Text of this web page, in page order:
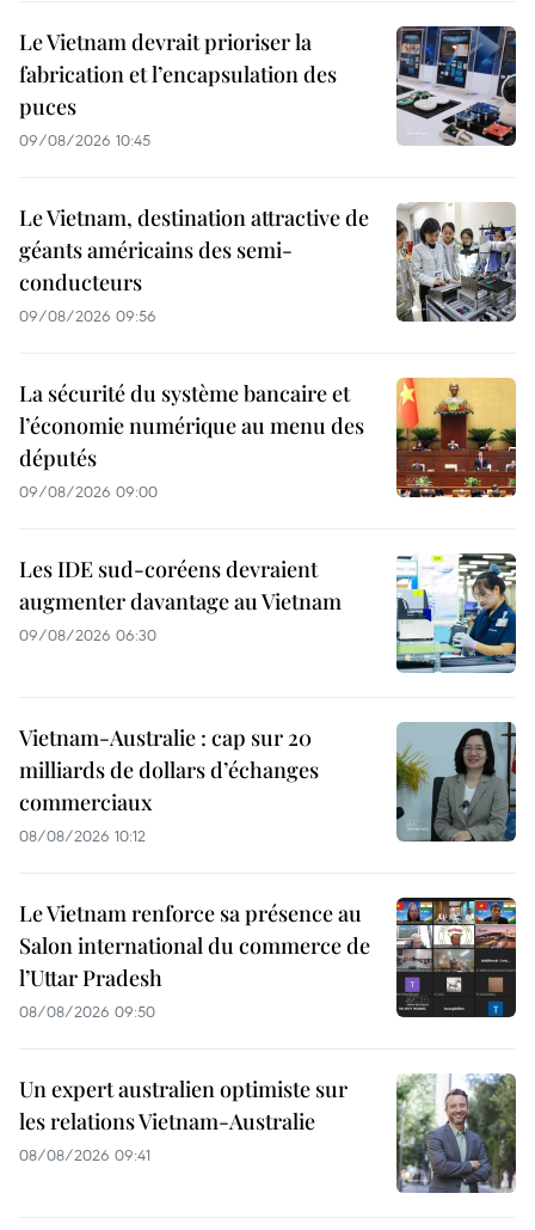
Le Vietnam devrait prioriser la
fabrication et l’encapsulation des
puces
09/08/2026 10:45
Le Vietnam, destination attractive de
géants américains des semi-
conducteurs
09/08/2026 09:56
La sécurité du système bancaire et
l’économie numérique au menu des
députés
09/08/2026 09:00
Les IDE sud-coréens devraient
augmenter davantage au Vietnam
09/08/2026 06:30
Vietnam-Australie : cap sur 20
milliards de dollars d’échanges
commerciaux
08/08/2026 10:12
Le Vietnam renforce sa présence au
Salon international du commerce de
l’Uttar Pradesh
08/08/2026 09:50
Un expert australien optimiste sur
les relations Vietnam-Australie
08/08/2026 09:41